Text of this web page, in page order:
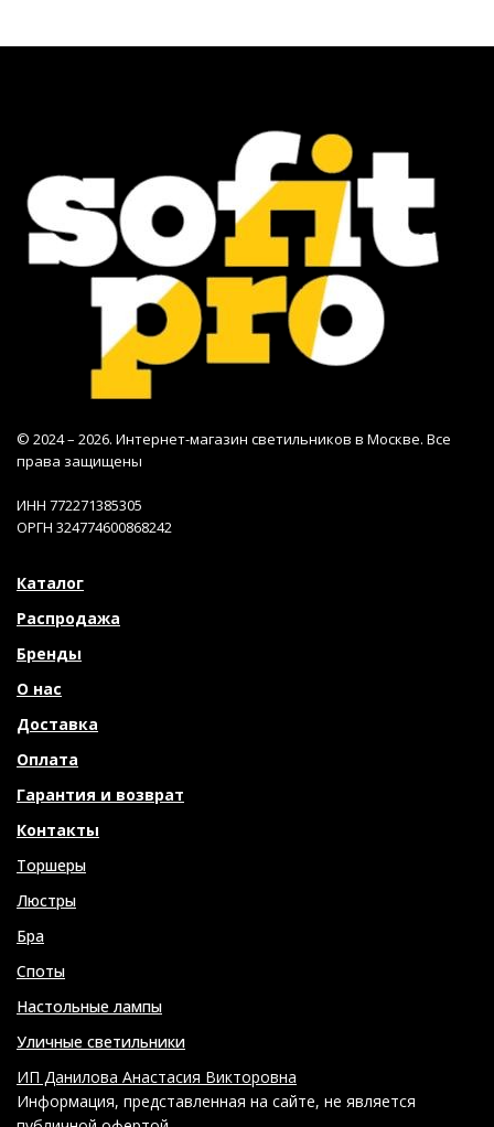
© 2024 – 2026. Интернет-магазин светильников в Москве. Все
права защищены
ИНН 772271385305
ОРГН 324774600868242
Каталог
Распродажа
Бренды
О нас
Доставка
Оплата
Гарантия и возврат
Контакты
Торшеры
Люстры
Бра
Споты
Настольные лампы
Уличные светильники
ИП Данилова Анастасия Викторовна
Информация, представленная на сайте, не является